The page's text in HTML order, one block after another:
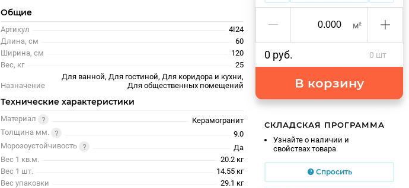
Общие
Артикул
4I24
Длина, см
60
Ширина, см
120
Вес, кг
25
Назначение
Для ванной, Для гостиной, Для коридора и кухни,
Для общественных помещений
Технические характеристики
Материал
Керамогранит
Толщина мм.
9.0
Морозоустойчивость
Да
Вес 1 кв.м.
20.2 кг
Вес 1 шт.
14.55 кг
Вес упаковки
29.1 кг
м²
0 руб. 0 шт
В корзину
СКЛАДСКАЯ ПРОГРАММА
Узнайте о наличии и
свойствах товара
Спросить